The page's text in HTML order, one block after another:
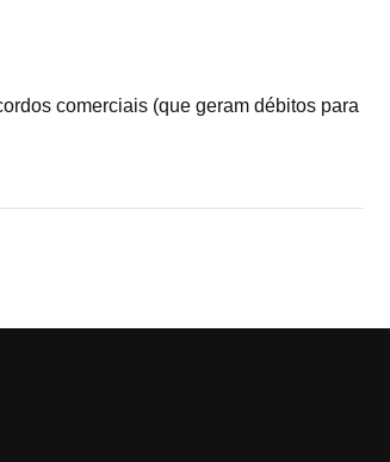
comerciais (que geram débitos para